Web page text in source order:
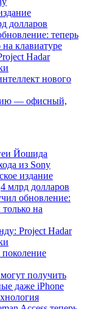
долларов
теперь
клавиатуре
Hadar
нового
— офисный,
Йошида
из Sony
издание
млрд долларов
обновление:
на
Project Hadar
поколение
получить
даже iPhone